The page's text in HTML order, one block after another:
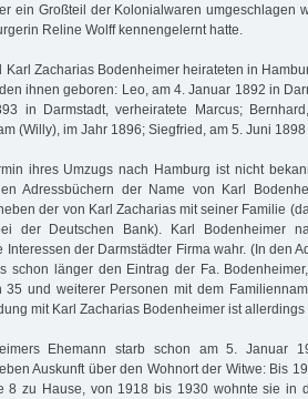
ein Großteil der Kolonialwaren umgeschlagen
Reline Wolff kennengelernt hatte.
Karl Zacharias Bodenheimer heirateten in
ihnen geboren: Leo, am 4. Januar 1892 in
in Darmstadt, verheiratete Marcus;
(Willy), im Jahr 1896; Siegfried, am 5. Juni
ihres Umzugs nach Hamburg ist nicht
Adressbüchern der Name von Karl
der von Karl Zacharias mit seiner Familie
der Deutschen Bank). Karl Bodenheimer
Interessen der Darmstädter Firma wahr. (In den
schon länger den Eintrag der Fa.
35 und weiterer Personen mit dem
mit Karl Zacharias Bodenheimer ist
Ehemann starb schon am 5. Januar
Auskunft über den Wohnort der Witwe: Bis
8 zu Hause, von 1918 bis 1930 wohnte sie in